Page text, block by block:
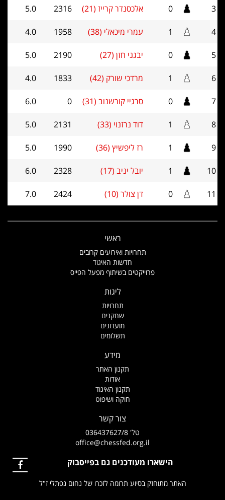
3
0 אלכסנדר קרייז (21) 2316
5.0
4
1 עמרי מיכאלי (38) 1958
4.0
5
0 יבגני חזן (27) 2190
5.0
6
1 מרדכי שורק (42) 1833
4.0
7
0 סרגיי קורשנוב (31) 0
6.0
8
1 דוד נרזנוי (33) 2131
5.0
9
1 רז ליפשיץ (36) 1990
5.0
10
1 יובל יניב (17) 2328
6.0
11
0 דן צולר (10) 2424
7.0
ראשי
תחרויות ואירועים קרובים
חדשות האיגוד
פרוייקטים בשיתוף מפעל הפייס
ליגות
תחרויות
שחקנים
מועדונים
תשלומים
מידע
תקנון האתר
אודות
תקנון האיגוד
חוקה ושיפוט
צור קשר
טל' 036437627/8
office@chessfed.org.il
הישארו מעודכנים גם בפייסבוק
האתר מתוחזק בסיוע תרומה לזכרו של נחום נפתלי ז"ל